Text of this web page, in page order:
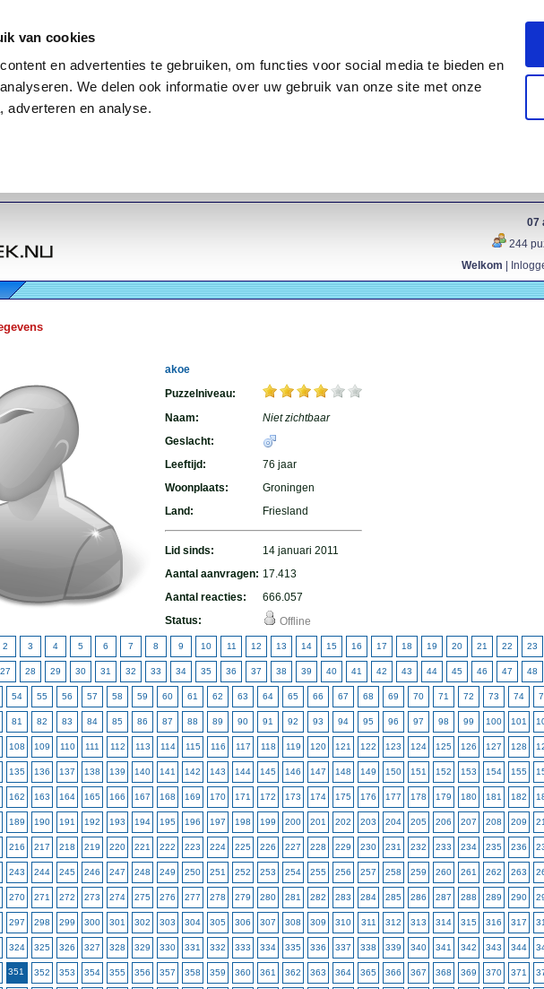
van cookies
en advertenties te gebruiken, om functies voor social media te bieden en
We delen ook informatie over uw gebruik van onze site met onze
adverteren en analyse.
07
244
Welkom
akoe
Puzzelniveau:
Naam:
Niet zichtbaar
Geslacht:
Leeftijd:
76 jaar
Woonplaats:
Groningen
Land:
Friesland
Lid sinds:
14 januari 2011
Aantal aanvragen: 17.413
Aantal reacties:
666.057
Status:
Offline
2 3 4 5 6 7 8 9 10 11 12 13 14 15 16 17 18 19 20 21 22 23
27 28 29 30 31 32 33 34 35 36 37 38 39 40 41 42 43 44 45 46 47 48
54 55 56 57 58 59 60 61 62 63 64 65 66 67 68 69 70 71 72 73 74
81 82 83 84 85 86 87 88 89 90 91 92 93 94 95 96 97 98 99 100 101
108 109 110 111 112 113 114 115 116 117 118 119 120 121 122 123 124 125 126 127 128
135 136 137 138 139 140 141 142 143 144 145 146 147 148 149 150 151 152 153 154 155
162 163 164 165 166 167 168 169 170 171 172 173 174 175 176 177 178 179 180 181 182
189 190 191 192 193 194 195 196 197 198 199 200 201 202 203 204 205 206 207 208 209
216 217 218 219 220 221 222 223 224 225 226 227 228 229 230 231 232 233 234 235 236
243 244 245 246 247 248 249 250 251 252 253 254 255 256 257 258 259 260 261 262 263
270 271 272 273 274 275 276 277 278 279 280 281 282 283 284 285 286 287 288 289 290
297 298 299 300 301 302 303 304 305 306 307 308 309 310 311 312 313 314 315 316 317
324 325 326 327 328 329 330 331 332 333 334 335 336 337 338 339 340 341 342 343 344
351 352 353 354 355 356 357 358 359 360 361 362 363 364 365 366 367 368 369 370 371